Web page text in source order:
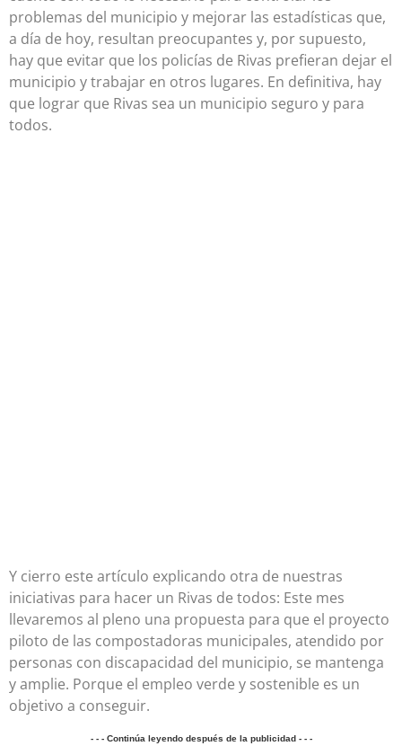
problemas del municipio y mejorar las estadísticas que,
a día de hoy, resultan preocupantes y, por supuesto,
hay que evitar que los policías de Rivas prefieran dejar el
municipio y trabajar en otros lugares. En definitiva, hay
que lograr que Rivas sea un municipio seguro y para
todos.
Y cierro este artículo explicando otra de nuestras
iniciativas para hacer un Rivas de todos: Este mes
llevaremos al pleno una propuesta para que el proyecto
piloto de las compostadoras municipales, atendido por
personas con discapacidad del municipio, se mantenga
y amplie. Porque el empleo verde y sostenible es un
objetivo a conseguir.
- - - Continúa leyendo después de la publicidad - - -